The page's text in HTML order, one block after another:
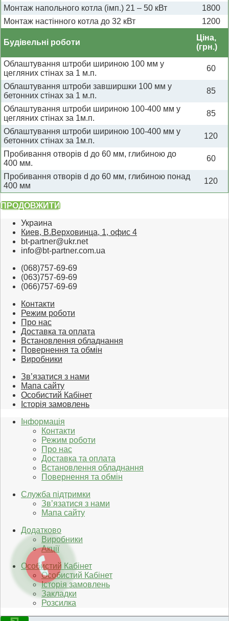
Монтаж напольного котла (імп.) 21 – 50 кВт
1800
Монтаж настінного котла до 32 кВт
1200
Будівельні роботи
Ціна,
(грн.)
Облаштування штроби шириною 100 мм у
цегляних стінах за 1 м.п.
60
Облаштування штроби завширшки 100 мм у
бетонних стінах за 1 м.п.
85
Облаштування штроби шириною 100-400 мм у
цегляних стінах за 1м.п.
85
Облаштування штроби шириною 100-400 мм у
бетонних стінах за 1м.п.
120
Пробивання отворів d до 60 мм, глибиною до
400 мм.
60
Пробивання отворів d до 60 мм, глибиною понад
400 мм
120
ПРОДОВЖИТИ
Украина
Киев, В.Верховинца, 1, офис 4
bt-partner@ukr.net
info@bt-partner.com.ua
(068)757-69-69
(063)757-69-69
(066)757-69-69
Контакти
Режим роботи
Про нас
Доставка та оплата
Встановлення обладнання
Повернення та обмін
Виробники
Зв’язатися з нами
Мапа сайту
Особистий Кабінет
Історія замовлень
Інформація
Контакти
Режим роботи
Про нас
Доставка та оплата
Встановлення обладнання
Повернення та обмін
Служба підтримки
Зв’язатися з нами
Мапа сайту
Додатково
Виробники
Акції
Особистий Кабінет
Особистий Кабінет
Історія замовлень
Закладки
Розсилка